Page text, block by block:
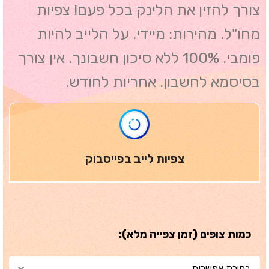
צורך להזין את הלינק בכל פעם! צפיות
מחו"ל. מהירות: מיידי. על הלייב להיות
פומבי. 100% ללא סיכון חשבונך. אין צורך
בסיסמא לחשבון. אחריות לחודש.
צפיות לייב בפייסבוק
כמות צופים (זמן צפייה מלא):